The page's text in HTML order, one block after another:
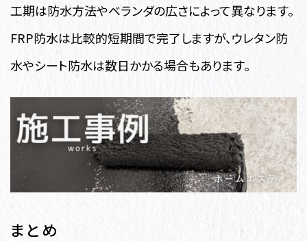
工期は防水方法やベランダの広さによって異なります。
FRP防水は比較的短期間で完了しますが、ウレタン防
水やシート防水は数日かかる場合もあります。
まとめ